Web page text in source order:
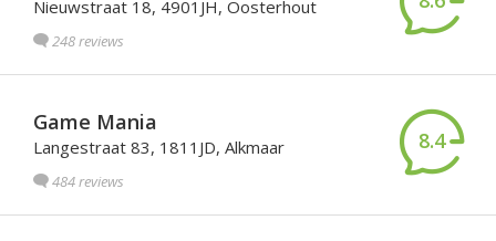
Nieuwstraat 18, 4901JH, Oosterhout
248 reviews
Game Mania
Langestraat 83, 1811JD, Alkmaar
484 reviews
8.4